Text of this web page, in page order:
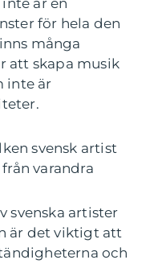
är en
för hela den
många
att skapa musik
inte är
svensk artist
varandra
svenska artister
är det viktigt att
och